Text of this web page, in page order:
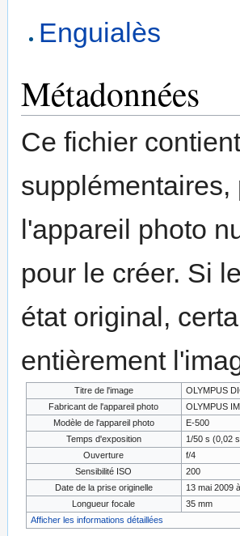
Enguialès
Métadonnées
Ce fichier
l'appareil photo
pour le créer. Si
état original,
entièrement
Titre de l'image
OLYMPUS
Fabricant de l'appareil photo
OLYMPUS
Modèle de l'appareil photo
E-500
Temps d'exposition
1/50 s (0,02
Ouverture
f/4
Sensibilité ISO
200
Date de la prise originelle
13 mai 2009
Longueur focale
35 mm
Afficher les informations détaillées